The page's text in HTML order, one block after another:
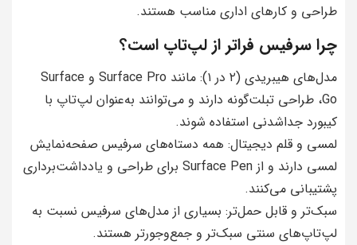
طراحی و کارهای اداری مناسب هستند.
چرا سرفیس فراتر از لپ‌تاپ است؟
مدل‌های هیبریدی (۲ در ۱): مانند Surface Pro و Surface
Go، طراحی تبلت‌گونه دارند و می‌توانند به‌عنوان لپ‌تاپ با
کیبورد جداشدنی استفاده شوند.
لمسی و قلم دیجیتال: همه دستاه‌های سرفیس صفحه‌نمایش
لمسی دارند و از Surface Pen برای طراحی و یادداشت‌برداری
پشتیبانی می‌کنند.
سبک‌تر و قابل حمل‌تر: بسیاری از مدل‌های سرفیس نسبت به
لپ‌تاپ‌های سنتی سبک‌تر و جمع‌وجورتر هستند.